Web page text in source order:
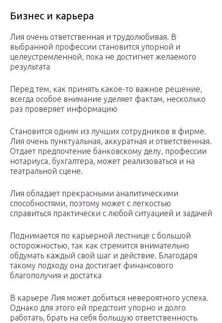
Бизнес и карьера
Лия очень ответственная и трудолюбивая. В
выбранной профессии становится упорной и
целеустремленной, пока не достигнет желаемого
результата
Перед тем, как принять какое-то важное решение,
всегда особое внимание уделяет фактам, несколько
раз проверяет информацию
Становится одним из лучших сотрудников в фирме.
Лия очень пунктуальная, аккуратная и ответственная.
Отдает предпочтение банковскому делу, профессии
нотариуса, бухгалтера, может реализоваться и на
театральной сцене.
Лия обладает прекрасными аналитическими
способностями, поэтому может с легкостью
справиться практически с любой ситуацией и задачей
Поднимается по карьерной лестнице с большой
осторожностью, так как стремится внимательно
обдумать каждый свой шаг и действие. Благодаря
такому подходу она достигает финансового
благополучия и достатка
В карьере Лия может добиться невероятного успеха.
Однако для этого ей предстоит упорно и долго
работать, брать на себя большую ответственность.